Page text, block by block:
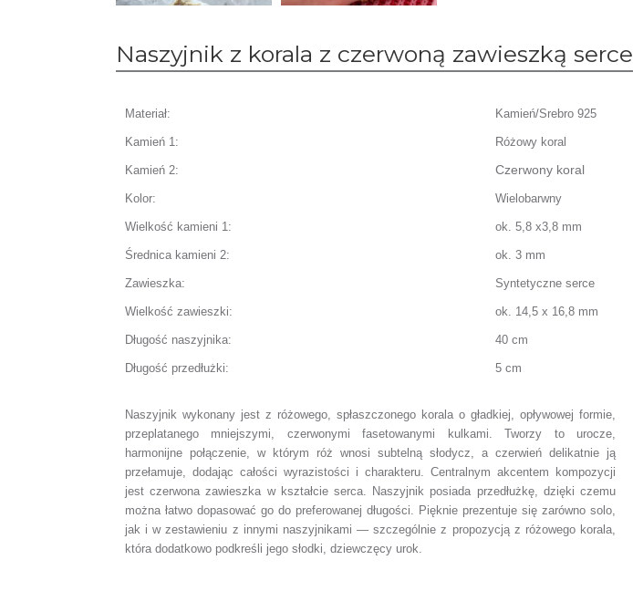
Naszyjnik z korala z czerwoną zawieszką serce
Materiał: Kamień/Srebro 925
Kamień 1: Różowy koral
Kamień 2: Czerwony koral
Kolor: Wielobarwny
Wielkość kamieni 1: ok. 5,8 x3,8 mm
Średnica kamieni 2: ok. 3 mm
Zawieszka: Syntetyczne serce
Wielkość zawieszki: ok. 14,5 x 16,8 mm
Długość naszyjnika: 40 cm
Długość przedłużki: 5 cm
Naszyjnik wykonany jest z różowego, spłaszczonego korala o gładkiej, opływowej formie,
przeplatanego mniejszymi, czerwonymi fasetowanymi kulkami. Tworzy to urocze,
harmonijne połączenie, w którym róż wnosi subtelną słodycz, a czerwień delikatnie ją
przełamuje, dodając całości wyrazistości i charakteru. Centralnym akcentem kompozycji
jest czerwona zawieszka w kształcie serca. Naszyjnik posiada przedłużkę, dzięki czemu
można łatwo dopasować go do preferowanej długości. Pięknie prezentuje się zarówno solo,
jak i w zestawieniu z innymi naszyjnikami — szczególnie z propozycją z różowego korala,
która dodatkowo podkreśli jego słodki, dziewczęcy urok.